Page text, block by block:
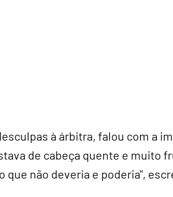
à árbitra, falou com a
de cabeça quente e muito
que não deveria e poderia",